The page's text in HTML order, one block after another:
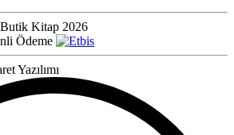
Butik Kitap 2026
Yazılımı